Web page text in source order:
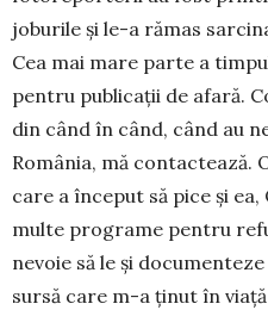
joburile și le-a rămas
Cea mai mare parte a
pentru publicații de afară.
din când în când, când au
România, mă contactează.
care a început să pice și
multe programe pentru
nevoie să le și
sursă care m-a ținut în